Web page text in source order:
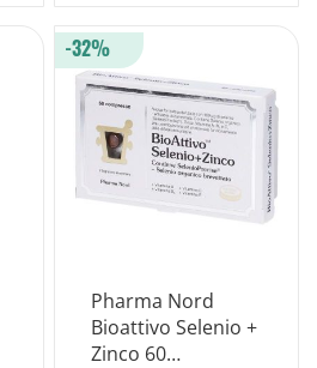
Pharma Nord
Bioattivo Selenio +
Zinco 60
-32%